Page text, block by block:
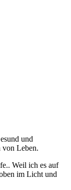
und
von Leben.
Weil ich es auf
im Licht und